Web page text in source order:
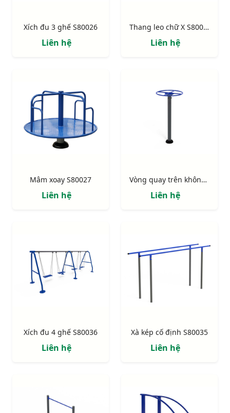
Xích đu 3 ghế S80026
Liên hệ
Thang leo chữ X S80038
Liên hệ
Mâm xoay S80027
Liên hệ
Vòng quay trên không S80037
Liên hệ
Xích đu 4 ghế S80036
Liên hệ
Xà kép cố định S80035
Liên hệ